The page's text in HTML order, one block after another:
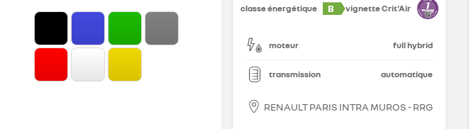
classe énergétique
B vignette Crit'Air
moteur full hybrid
transmission automatique
RENAULT PARIS INTRA MUROS - RRG